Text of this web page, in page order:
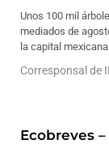
Unos 100 mil
mediados de
la capital
Corresponsal de
Ecobreves